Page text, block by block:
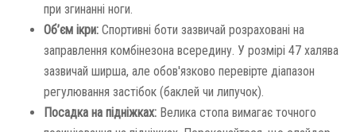
при згинанні ноги.
Об’єм ікри: Спортивні боти зазвичай розраховані на
заправлення комбінезона всередину. У розмірі 47 халява
зазвичай ширша, але обов'язково перевірте діапазон
регулювання застібок (баклей чи липучок).
Посадка на підніжках: Велика стопа вимагає точного